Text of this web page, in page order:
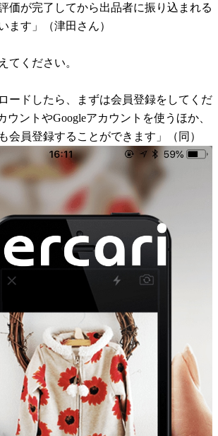
価が完了してから出品者に振り込まれる
ます」（津田さん）
てください。
ードしたら、まずは会員登録をしてくだ
ウントやGoogleアカウントを使うほか、
会員登録することができます」（同）